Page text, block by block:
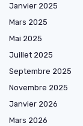
Janvier 2025
Mars 2025
Mai 2025
Juillet 2025
Septembre 2025
Novembre 2025
Janvier 2026
Mars 2026